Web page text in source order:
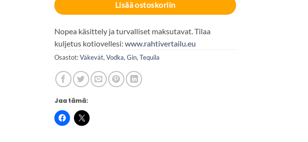
Lisää ostoskoriin
Nopea käsittely ja turvalliset maksutavat. Tilaa
kuljetus kotiovellesi:www.rahtivertailu.eu
Osastot:Väkevät,Vodka, Gin, Tequila
Jaa tämä: